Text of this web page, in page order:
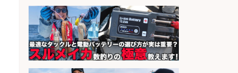
レジカウンター/お釣りの計算不要
の簡単レジ 未経験も安心の研修あり
1日2h
会社名 オーケー株式会社